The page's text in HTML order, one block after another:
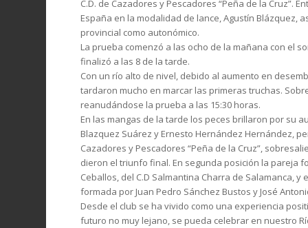
C.D. de Cazadores y Pescadores “Peña de la Cruz”.
España en la modalidad de lance, Agustín Blázquez,
provincial como autonómico.
La prueba comenzó a las ocho de la mañana con el
finalizó a las 8 de la tarde.
Con un río alto de nivel, debido al aumento en
tardaron mucho en marcar las primeras truchas.
reanudándose la prueba a las 15:30 horas.
En las mangas de la tarde los peces brillaron por su
Blazquez Suárez y Ernesto Hernández Hernández,
Cazadores y Pescadores “Peña de la Cruz”,
dieron el triunfo final. En segunda posición la pareja
Ceballos, del C.D Salmantina Charra de Salamanca,
formada por Juan Pedro Sánchez Bustos y José
Desde el club se ha vivido como una experiencia
futuro no muy lejano, se pueda celebrar en nuestro